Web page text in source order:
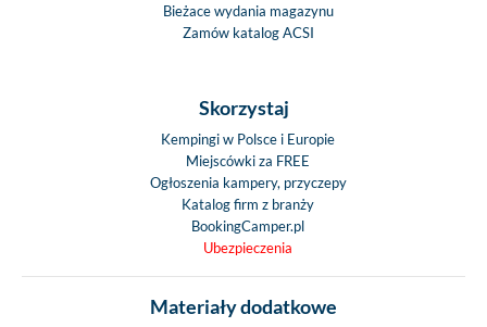
Bieżace wydania magazynu
Zamów katalog ACSI
Skorzystaj
Kempingi w Polsce i Europie
Miejscówki za FREE
Ogłoszenia kampery, przyczepy
Katalog firm z branży
BookingCamper.pl
Ubezpieczenia
Materiały dodatkowe